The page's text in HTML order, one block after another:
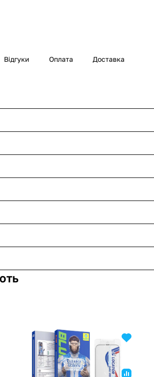
Відгуки Оплата Доставка